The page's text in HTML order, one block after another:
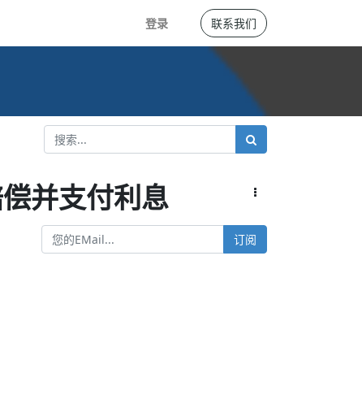
登录 联系我们
并支付利息
订阅